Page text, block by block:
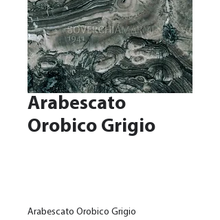
Arabescato
Orobico Grigio
Arabescato Orobico Grigio